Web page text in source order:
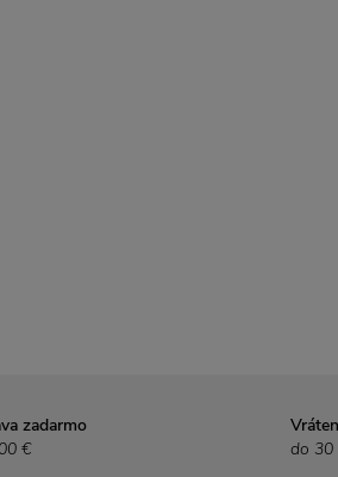
zadarmo
€
do 30